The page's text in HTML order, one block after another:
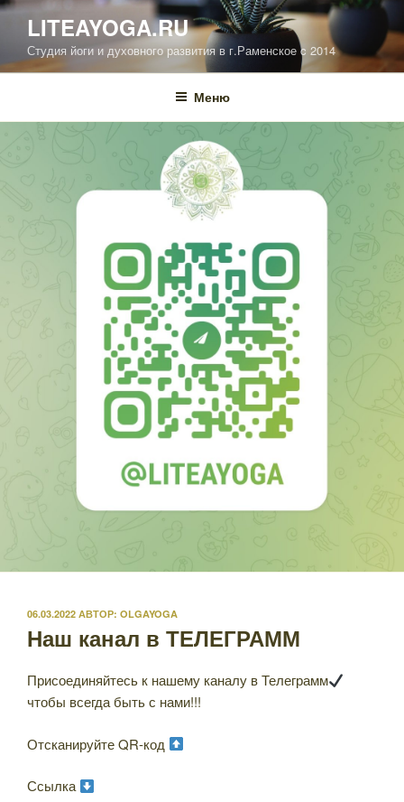
Перейти
содержимому
LITEAYOGA.RU
Студия йоги и духовного развития в г.Раменское c 2014
Меню
ОПУБЛИКОВАНО
06.03.2022 АВТОР: OLGAYOGA
Наш канал в ТЕЛЕГРАММ
Присоединяйтесь к нашему каналу в Телеграмм
чтобы всегда быть с нами!!!
Отсканируйте QR-код
Ссылка